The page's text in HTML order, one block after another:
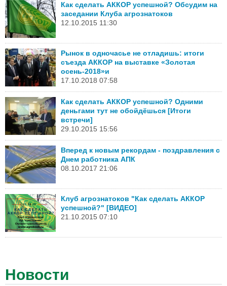
Как сделать АККОР успешной? Обсудим на
заседании Клуба агрознатоков
12.10.2015 11:30
Рынок в одночасье не отладишь: итоги
съезда АККОР на выставке «Золотая
осень-2018»и
17.10.2018 07:58
Как сделать АККОР успешной? Одними
деньгами тут не обойдёшься [Итоги
встречи]
29.10.2015 15:56
Вперед к новым рекордам - поздравления с
Днем работника АПК
08.10.2017 21:06
Клуб агрознатоков "Как сделать АККОР
успешной?" [ВИДЕО]
21.10.2015 07:10
Новости